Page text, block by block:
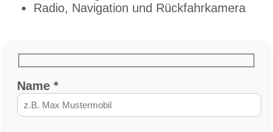
Radio, Navigation und Rückfahrkamera
Name *